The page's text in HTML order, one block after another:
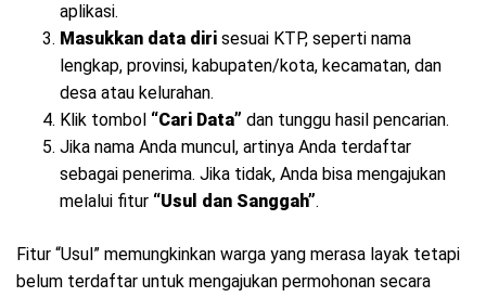
aplikasi.
Masukkan data diri sesuai KTP, seperti nama
lengkap, provinsi, kabupaten/kota, kecamatan, dan
desa atau kelurahan.
Klik tombol “Cari Data” dan tunggu hasil pencarian.
Jika nama Anda muncul, artinya Anda terdaftar
sebagai penerima. Jika tidak, Anda bisa mengajukan
melalui fitur “Usul dan Sanggah”.
Fitur “Usul” memungkinkan warga yang merasa layak tetapi
belum terdaftar untuk mengajukan permohonan secara